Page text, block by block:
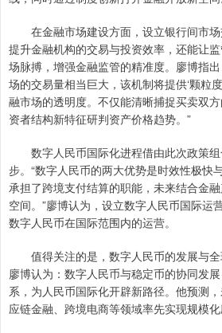
在金融市场建设方面，设立银行间市场
提升金融机构的交易与投资效率，还能让
场脉搏，增强金融监管的精准度。廖博指
场的交易量相当巨大，该机制将提供‘颗粒
融市场的透明度。不仅能清晰捕捉买卖双
资者结构新特征研判资产价格趋势。”
数字人民币国际化进程借由此次政策组
步。“数字人民币的两大优势是时效性极快
承担了跨境支付结算的职能，未来结合金
空间。”廖博认为，设立数字人民币国际运
数字人民币在国际范围内的运营。
值得关注的是，数字人民币的发展与全
廖博认为：数字人民币与稳定币的协同发
系，为人民币国际化开辟新路径。他预测
应链金融、跨境电商等领域率先实现规模化